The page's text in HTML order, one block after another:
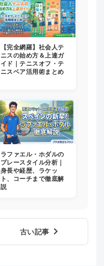
【完全網羅】社会人テ
ニスの始め方＆上達ガ
イド｜テニスオフ・テ
ニスベア活用術まとめ
ラファエル・ホダルの
プレースタイル分析｜
身長や経歴、ラケッ
ト、コーチまで徹底解
説
古い記事